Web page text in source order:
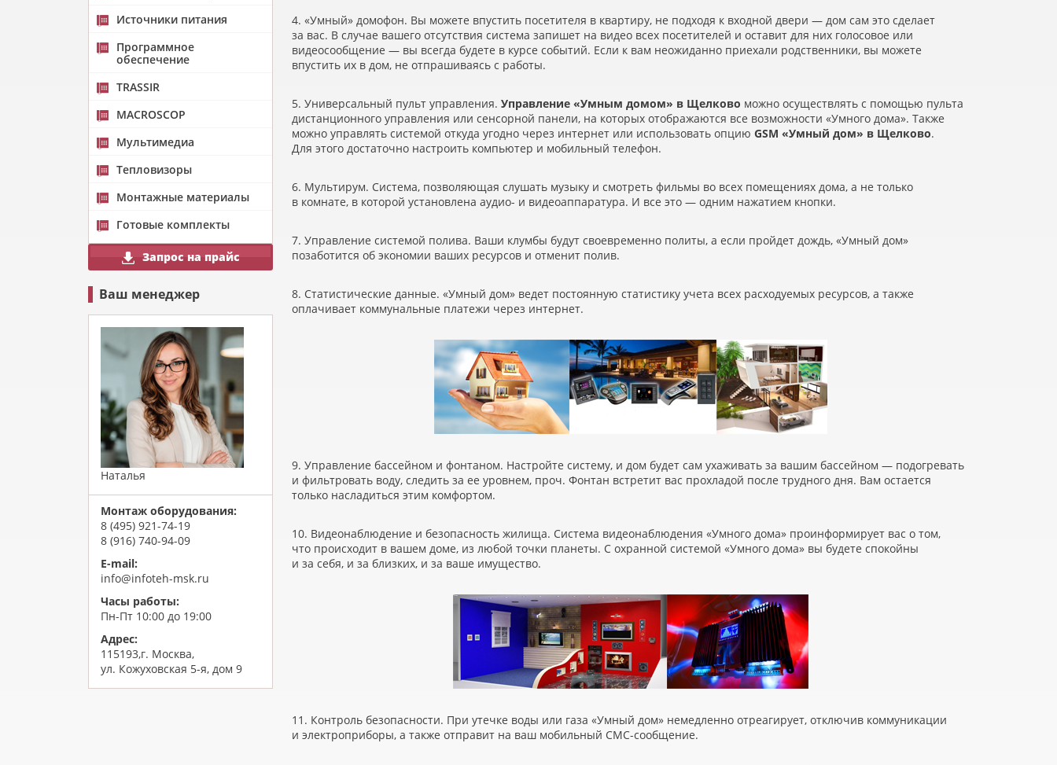
Источники питания
Программное
обеспечение
TRASSIR
MACROSCOP
Мультимедиа
Тепловизоры
Монтажные материалы
Готовые комплекты
Запрос на прайс
Ваш менеджер
Наталья
Монтаж оборудования:
8 (495) 921-74-19
8 (916) 740-94-09
E-mail:
info@infoteh-msk.ru
Часы работы:
Пн-Пт 10:00 до 19:00
Адрес:
115193,г. Москва,
ул. Кожуховская 5-я, дом 9
4. «Умный» домофон. Вы можете впустить посетителя в квартиру, не подходя к входной двери — дом сам это сделает
за вас. В случае вашего отсутствия система запишет на видео всех посетителей и оставит для них голосовое или
видеосообщение — вы всегда будете в курсе событий. Если к вам неожиданно приехали родственники, вы можете
впустить их в дом, не отпрашиваясь с работы.
5. Универсальный пульт управления.Управление «Умным домом» в Щелково можно осуществлять с помощью пульта
дистанционного управления или сенсорной панели, на которых отображаются все возможности «Умного дома». Также
можно управлять системой откуда угодно через интернет или использовать опциюGSM«Умный дом» в Щелково.
Для этого достаточно настроить компьютер и мобильный телефон.
6. Мультирум. Система, позволяющая слушать музыку и смотреть фильмы во всех помещениях дома, а не только
в комнате, в которой установлена аудио- и видеоаппаратура. И все это — одним нажатием кнопки.
7. Управление системой полива. Ваши клумбы будут своевременно политы, а если пройдет дождь, «Умный дом»
позаботится об экономии ваших ресурсов и отменит полив.
8. Статистические данные. «Умный дом» ведет постоянную статистику учета всех расходуемых ресурсов, а также
оплачивает коммунальные платежи через интернет.
9. Управление бассейном и фонтаном. Настройте систему, и дом будет сам ухаживать за вашим бассейном — подогревать
и фильтровать воду, следить за ее уровнем, проч. Фонтан встретит вас прохладой после трудного дня. Вам остается
только насладиться этим комфортом.
10. Видеонаблюдение и безопасность жилища. Система видеонаблюдения «Умного дома» проинформирует вас о том,
что происходит в вашем доме, из любой точки планеты. С охранной системой «Умного дома» вы будете спокойны
и за себя, и за близких, и за ваше имущество.
11. Контроль безопасности. При утечке воды или газа «Умный дом» немедленно отреагирует, отключив коммуникации
и электроприборы, а также отправит на ваш мобильный СМС-сообщение.